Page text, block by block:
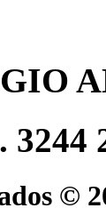
3244
©